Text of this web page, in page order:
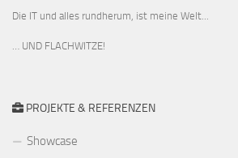
Die IT und alles rundherum, ist meine Welt...
… UND FLACHWITZE!
PROJEKTE & REFERENZEN
Showcase